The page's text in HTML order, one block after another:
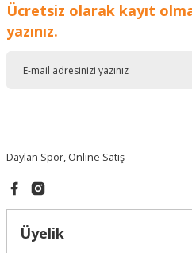
Ücretsiz olarak kayıt
yazınız.
Daylan Spor, Online Satış
Üyelik